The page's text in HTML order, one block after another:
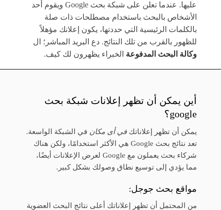
عليها. عندما تعلن على شبكة بحث Google ويقوم أحد
الأشخاص بالبحث باستخدام مصطلحات ذات صلة
بالكلمات الرئيسية التي حددتها، يكون إعلانك مؤهلاً
للظهور بالقرب من تلك النتائج. دع البريد المباشر؛ ال
وكالة البحث المدفوعة الخبراء يظهرون لك كيف.
أين يمكن أن تظهر إعلانات شبكة بحث
google؟
يمكن أن تظهر إعلاناتكفي أى مكان في الشبكة الواسعة.
تعد نتائج بحث Google هي الأكثر استخدامًا، ولكن هناك
شركاء بحث يعملون مع Google لعرض الإعلانات أيضًا،
مما يؤدي إلى توسيع نطاق وصولك بشكل كبير.
مواقع بحث جوجل:
من المحتمل أن تظهر إعلاناتك أعلى نتائج البحث العضوية